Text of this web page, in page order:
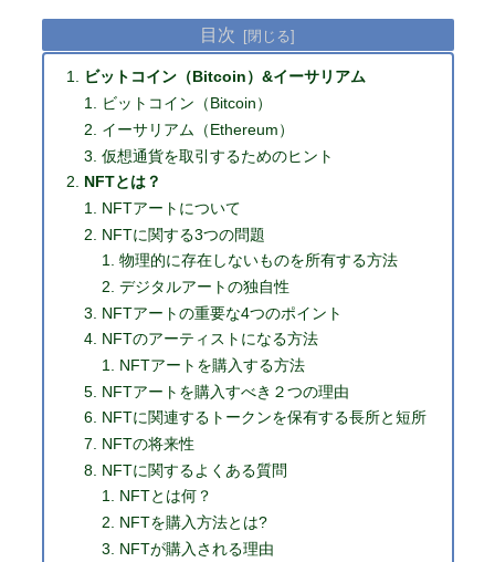
目次
ビットコイン（Bitcoin）&イーサリアム
ビットコイン（Bitcoin）
イーサリアム（Ethereum）
仮想通貨を取引するためのヒント
NFTとは？
NFTアートについて
NFTに関する3つの問題
物理的に存在しないものを所有する方法
デジタルアートの独自性
NFTアートの重要な4つのポイント
NFTのアーティストになる方法
NFTアートを購入する方法
NFTアートを購入すべき２つの理由
NFTに関連するトークンを保有する長所と短所
NFTの将来性
NFTに関するよくある質問
NFTとは何？
NFTを購入方法とは?
NFTが購入される理由